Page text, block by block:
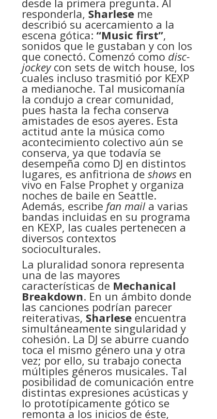
desde la primera pregunta. Al
responderla, Sharleseme
describió su acercamiento a la
escena gótica: “Music first”,
sonidos que le gustaban y con los
que conectó. Comenzó como disc-
jockey con sets de witch house, los
cuales incluso trasmitió por KEXP
a medianoche. Tal musicomanía
la condujo a crear comunidad,
pues hasta la fecha conserva
amistades de esos ayeres. Esta
actitud ante la música como
acontecimiento colectivo aún se
conserva, ya que todavía se
desempeña como DJ en distintos
lugares, es anfitriona de showsen
vivo en False Prophet y organiza
noches de baile en Seattle.
Además, escribe fan maila varias
bandas incluidas en su programa
en KEXP, las cuales pertenecen a
diversos contextos
socioculturales.
La pluralidad sonora representa
una de las mayores
características de Mechanical
Breakdown. En un ámbito donde
las canciones podrían parecer
reiterativas, Sharleseencuentra
simultáneamente singularidad y
cohesión. La DJ se aburre cuando
toca el mismo género una y otra
vez; por ello, su trabajo conecta
múltiples géneros musicales. Tal
posibilidad de comunicación entre
distintas expresiones acústicas y
lo prototípicamente gótico se
remonta a los inicios de éste,